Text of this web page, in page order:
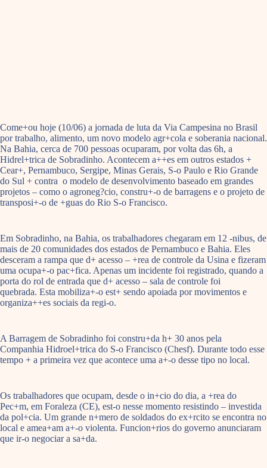
Come+ou hoje (10/06) a jornada de luta da Via Campesina no Brasil
por trabalho, alimento, um novo modelo agr+cola e soberania nacional.
Na Bahia, cerca de 700 pessoas ocuparam, por volta das 6h, a
Hidrel+trica de Sobradinho. Acontecem a++es em outros estados +
Cear+, Pernambuco, Sergipe, Minas Gerais, S-o Paulo e Rio Grande
do Sul + contra o modelo de desenvolvimento baseado em grandes
projetos – como o agroneg?cio, constru+-o de barragens e o projeto de
transposi+-o de +guas do Rio S-o Francisco.
Em Sobradinho, na Bahia, os trabalhadores chegaram em 12 -nibus, de
mais de 20 comunidades dos estados de Pernambuco e Bahia. Eles
desceram a rampa que d+ acesso – +rea de controle da Usina e fizeram
uma ocupa+-o pac+fica. Apenas um incidente foi registrado, quando a
porta do rol de entrada que d+ acesso – sala de controle foi
quebrada. Esta mobiliza+-o est+ sendo apoiada por movimentos e
organiza++es sociais da regi-o.
A Barragem de Sobradinho foi constru+da h+ 30 anos pela
Companhia Hidroel+trica do S-o Francisco (Chesf). Durante todo esse
tempo + a primeira vez que acontece uma a+-o desse tipo no local.
Os trabalhadores que ocupam, desde o in+cio do dia, a +rea do
Pec+m, em Foraleza (CE), est-o nesse momento resistindo – investida
da pol+cia. Um grande n+mero de soldados do ex+rcito se encontra no
local e amea+am a+-o violenta. Funcion+rios do governo anunciaram
que ir-o negociar a sa+da.